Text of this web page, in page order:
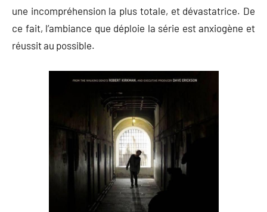
une incompréhension la plus totale, et dévastatrice. De
ce fait, l’ambiance que déploie la série est anxiogène et
réussit au possible.